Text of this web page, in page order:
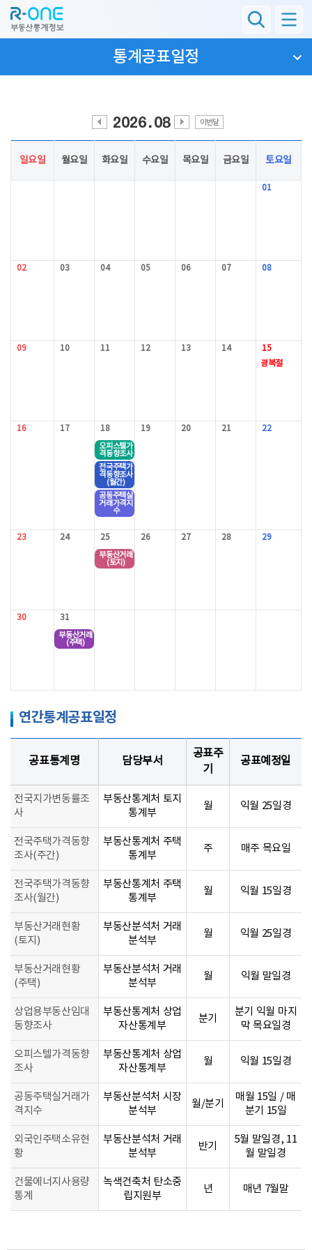
통계공표일정
이
다
이번달
일요일 월요일 화요일 수요일 목요일 금요일 토요일
01
02 03 04 05 06 07 08
09 10 11 12 13 14
15
광복절
16 17
18
오피스텔가
격동향조사
전국주택가
격동향조사
(월간)
공동주택실
거래가격지
수
19 20 21 22
23 24
25
부동산거래
(토지)
26 27 28 29
30
31
부동산거래
(주택)
연간통계공표일정
공표통계명 담당부서
공표주
기
공표예정일
전국지가변동률조
사
부동산통계처 토지
통계부
월 익월 25일경
전국주택가격동향
조사(주간)
부동산통계처 주택
통계부
주 매주 목요일
전국주택가격동향
조사(월간)
부동산통계처 주택
통계부
월 익월 15일경
부동산거래현황
(토지)
부동산분석처 거래
분석부
월 익월 25일경
부동산거래현황
(주택)
부동산분석처 거래
분석부
월 익월 말일경
상업용부동산임대
동향조사
부동산통계처 상업
자산통계부
분기
분기 익월 마지
막 목요일경
오피스텔가격동향
조사
부동산통계처 상업
자산통계부
월 익월 15일경
공동주택실거래가
격지수
부동산분석처 시장
분석부
월/분기
매월 15일 / 매
분기 15일
외국인주택소유현
황
부동산분석처 거래
분석부
반기
5월 말일경, 11
월 말일경
건물에너지사용량
통계
녹색건축처 탄소중
립지원부
년 매년 7월말